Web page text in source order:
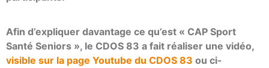
Afin d’expliquer davantage ce qu’est « CAP Sport
Santé Seniors », le CDOS 83 a fait réaliser une vidéo,
visible sur la page Youtube du CDOS 83 ou ci-